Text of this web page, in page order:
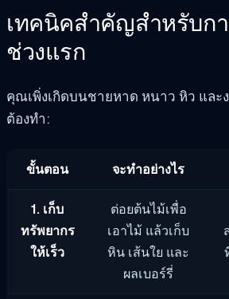
เทคนิคสำคัญสำหรับก
ช่วงแรก
คุณเพิ่งเกิดบนชายหาด หนาว หิว และ
ต้องทำ:
ขั้นตอน จะทำอย่างไร
1. เก็บ
ทรัพยากร
ให้เร็ว
ต่อยต้นไม้เพื่อ
เอาไม้ แล้วเก็บ
หิน เส้นใย และ
ผลเบอร์รี่